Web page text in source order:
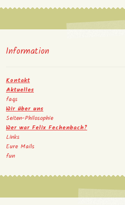
Information
Kontakt
Aktuelles
faqs
Wir über uns
Seiten-Philosophie
Wer war Felix Fechenbach?
Links
Eure Mails
fun